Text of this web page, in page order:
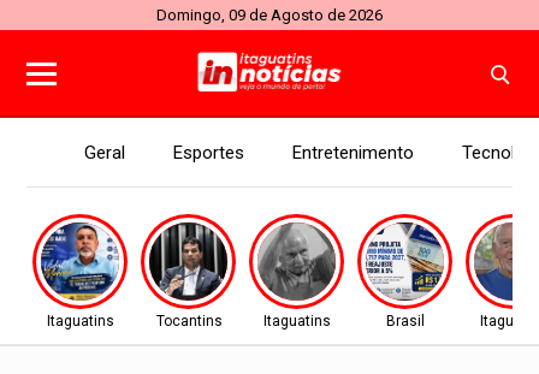
Domingo, 09 de Agosto de 2026
Geral Esportes Entretenimento
Itaguatins Tocantins Itaguatins Brasil